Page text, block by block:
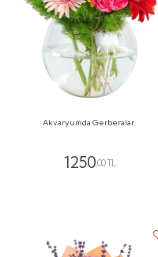
Akvaryumda Gerberalar
1250,00 TL